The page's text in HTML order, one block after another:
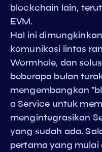
blockchain lain,
EVM.
Hal ini
komunikasi lintas
Wormhole, dan
beberapa bulan
mengembangkan
a Service untuk
mengintegrasikan
yang sudah ada.
pertama yang mulai